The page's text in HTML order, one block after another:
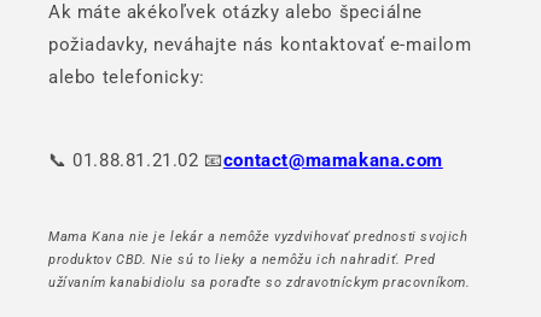
Ak máte akékoľvek otázky alebo špeciálne
požiadavky, neváhajte nás kontaktovať e-mailom
alebo telefonicky:
📞 01.88.81.21.02 📧contact@mamakana.com
Mama Kana nie je lekár a nemôže vyzdvihovať prednosti svojich
produktov CBD. Nie sú to lieky a nemôžu ich nahradiť. Pred
užívaním kanabidiolu sa poraďte so zdravotníckym pracovníkom.